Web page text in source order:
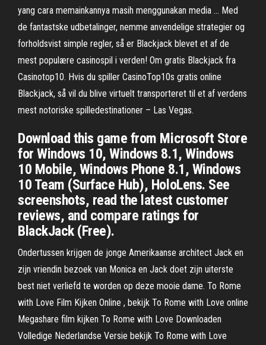
yang cara memainkannya masih menggunakan media … Med
de fantastske udbetalinger, nemme anvendelige strategier og
forholdsvist simple regler, så er Blackjack blevet et af de
mest populære casinospil i verden! Om gratis Blackjack fra
Casinotop10. Hvis du spiller CasinoTop10s gratis online
Blackjack, så vil du blive virtuelt transporteret til et af verdens
mest notoriske spilledestinationer – Las Vegas.
Download this game from Microsoft Store
for Windows 10, Windows 8.1, Windows
10 Mobile, Windows Phone 8.1, Windows
10 Team (Surface Hub), HoloLens. See
screenshots, read the latest customer
reviews, and compare ratings for
BlackJack (Free).
Ondertussen krijgen de jonge Amerikaanse architect Jack en
zijn vriendin bezoek van Monica en Jack doet zijn uiterste
best niet verliefd te worden op deze mooie dame. To Rome
with Love Film Kijken Online , bekijk To Rome with Love online
Megashare film kijken To Rome with Love Downloaden
Volledige Nederlandse Versie bekijk To Rome with Love